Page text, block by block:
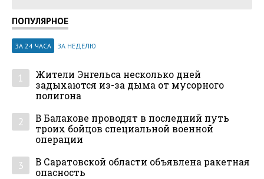
ПОПУЛЯРНОЕ
ЗА 24 ЧАСА ЗА НЕДЕЛЮ
1
Жители Энгельса несколько дней
задыхаются из-за дыма от мусорного
полигона
2
В Балакове проводят в последний путь
троих бойцов специальной военной
операции
3
В Саратовской области объявлена ракетная
опасность